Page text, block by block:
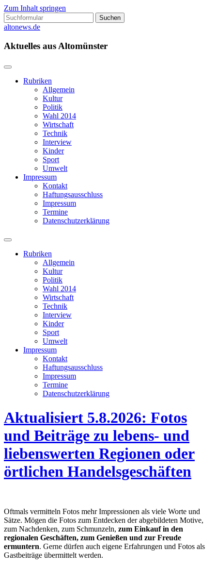
Zum Inhalt springen
Suchen
nach:
altonews.de
Aktuelles aus Altomünster
Rubriken
Allgemein
Kultur
Politik
Wahl 2014
Wirtschaft
Technik
Interview
Kinder
Sport
Umwelt
Impressum
Kontakt
Haftungsausschluss
Impressum
Termine
Datenschutzerklärung
Suchfeld
ein-/ausblenden
Rubriken
Allgemein
Kultur
Politik
Wahl 2014
Wirtschaft
Technik
Interview
Kinder
Sport
Umwelt
Impressum
Kontakt
Haftungsausschluss
Impressum
Termine
Datenschutzerklärung
Aktualisiert 5.8.2026: Fotos
und Beiträge zu lebens- und
liebenswerten Regionen oder
örtlichen Handelsgeschäften
Oftmals vermitteln Fotos mehr Impressionen als viele Worte und
Sätze. Mögen die Fotos zum Entdecken der abgebildeten Motive,
zum Nachdenken, zum Schmunzeln, zum Einkauf in den
regionalen Geschäften, zum Genießen und zur Freude
ermuntern. Gerne dürfen auch eigene Erfahrungen und Fotos als
Gastbeiträge übermittelt werden.